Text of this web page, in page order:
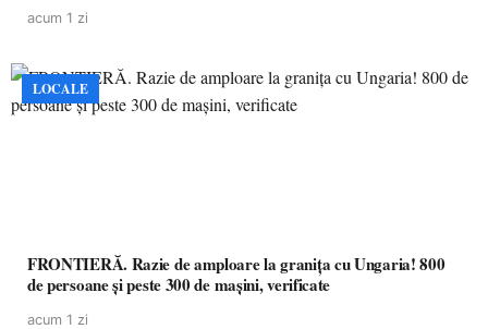
acum 1 zi
LOCALE
FRONTIERĂ. Razie de amploare la granița cu Ungaria! 800
de persoane și peste 300 de mașini, verificate
acum 1 zi